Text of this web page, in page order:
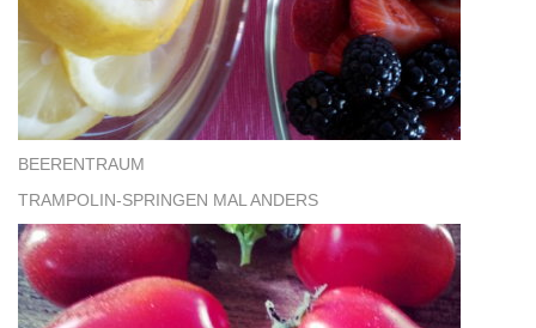
BEERENTRAUM
TRAMPOLIN-SPRINGEN MAL ANDERS